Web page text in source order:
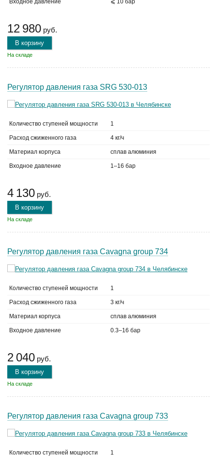
Входное давление ⩽ 10 бар
12 980 руб.
В корзину
На складе
Регулятор давления газа SRG 530-013
Количество ступеней мощности 1
Расход сжиженного газа 4 кг/ч
Материал корпуса сплав алюминия
Входное давление 1–16 бар
4 130 руб.
В корзину
На складе
Регулятор давления газа Cavagna group 734
Количество ступеней мощности 1
Расход сжиженного газа 3 кг/ч
Материал корпуса сплав алюминия
Входное давление 0.3–16 бар
2 040 руб.
В корзину
На складе
Регулятор давления газа Cavagna group 733
Количество ступеней мощности 1